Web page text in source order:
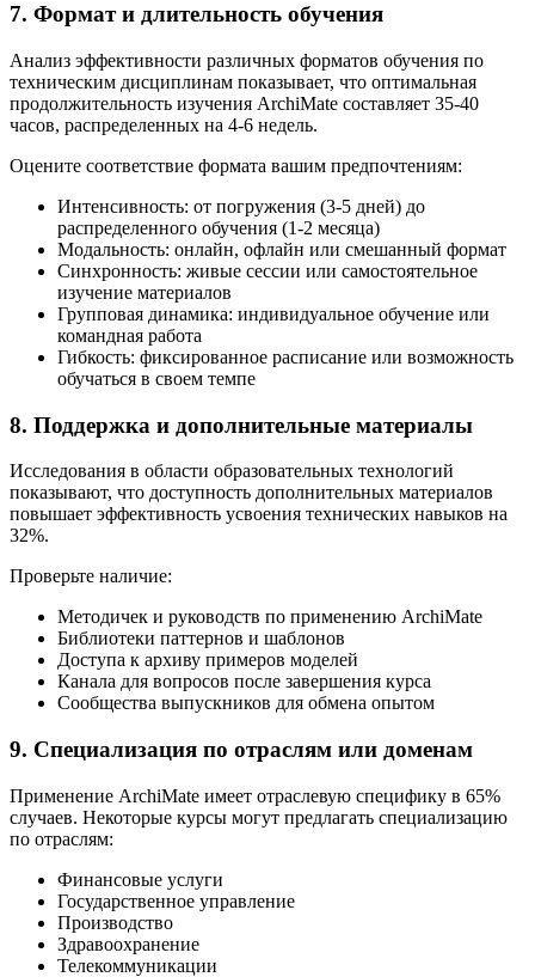
7. Формат и длительность обучения
Анализ эффективности различных форматов обучения по
техническим дисциплинам показывает, что оптимальная
продолжительность изучения ArchiMate составляет 35-40
часов, распределенных на 4-6 недель.
Оцените соответствие формата вашим предпочтениям:
Интенсивность: от погружения (3-5 дней) до
распределенного обучения (1-2 месяца)
Модальность: онлайн, офлайн или смешанный формат
Синхронность: живые сессии или самостоятельное
изучение материалов
Групповая динамика: индивидуальное обучение или
командная работа
Гибкость: фиксированное расписание или возможность
обучаться в своем темпе
8. Поддержка и дополнительные материалы
Исследования в области образовательных технологий
показывают, что доступность дополнительных материалов
повышает эффективность усвоения технических навыков на
32%.
Проверьте наличие:
Методичек и руководств по применению ArchiMate
Библиотеки паттернов и шаблонов
Доступа к архиву примеров моделей
Канала для вопросов после завершения курса
Сообщества выпускников для обмена опытом
9. Специализация по отраслям или доменам
Применение ArchiMate имеет отраслевую специфику в 65%
случаев. Некоторые курсы могут предлагать специализацию
по отраслям:
Финансовые услуги
Государственное управление
Производство
Здравоохранение
Телекоммуникации